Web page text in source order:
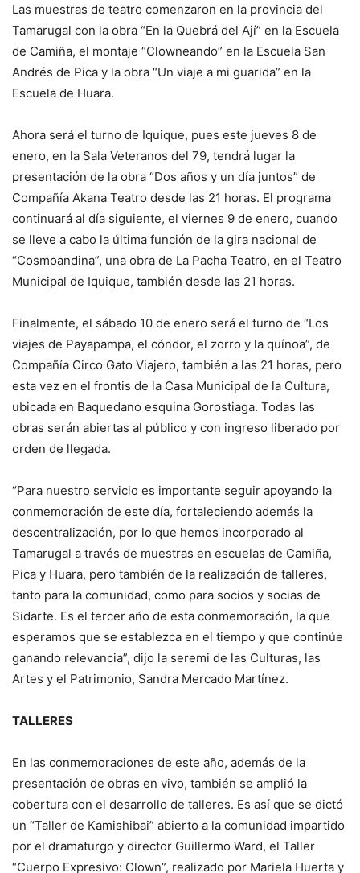
Las muestras de teatro comenzaron en la provincia del
Tamarugal con la obra “En la Quebrá del Ají” en la Escuela
de Camiña, el montaje “Clowneando” en la Escuela San
Andrés de Pica y la obra “Un viaje a mi guarida” en la
Escuela de Huara.
Ahora será el turno de Iquique, pues este jueves 8 de
enero, en la Sala Veteranos del 79, tendrá lugar la
presentación de la obra “Dos años y un día juntos” de
Compañía Akana Teatro desde las 21 horas. El programa
continuará al día siguiente, el viernes 9 de enero, cuando
se lleve a cabo la última función de la gira nacional de
“Cosmoandina”, una obra de La Pacha Teatro, en el Teatro
Municipal de Iquique, también desde las 21 horas.
Finalmente, el sábado 10 de enero será el turno de “Los
viajes de Payapampa, el cóndor, el zorro y la quínoa”, de
Compañía Circo Gato Viajero, también a las 21 horas, pero
esta vez en el frontis de la Casa Municipal de la Cultura,
ubicada en Baquedano esquina Gorostiaga. Todas las
obras serán abiertas al público y con ingreso liberado por
orden de llegada.
“Para nuestro servicio es importante seguir apoyando la
conmemoración de este día, fortaleciendo además la
descentralización, por lo que hemos incorporado al
Tamarugal a través de muestras en escuelas de Camiña,
Pica y Huara, pero también de la realización de talleres,
tanto para la comunidad, como para socios y socias de
Sidarte. Es el tercer año de esta conmemoración, la que
esperamos que se establezca en el tiempo y que continúe
ganando relevancia”, dijo la seremi de las Culturas, las
Artes y el Patrimonio, Sandra Mercado Martínez.
TALLERES
En las conmemoraciones de este año, además de la
presentación de obras en vivo, también se amplió la
cobertura con el desarrollo de talleres. Es así que se dictó
un “Taller de Kamishibai” abierto a la comunidad impartido
por el dramaturgo y director Guillermo Ward, el Taller
“Cuerpo Expresivo: Clown”, realizado por Mariela Huerta y